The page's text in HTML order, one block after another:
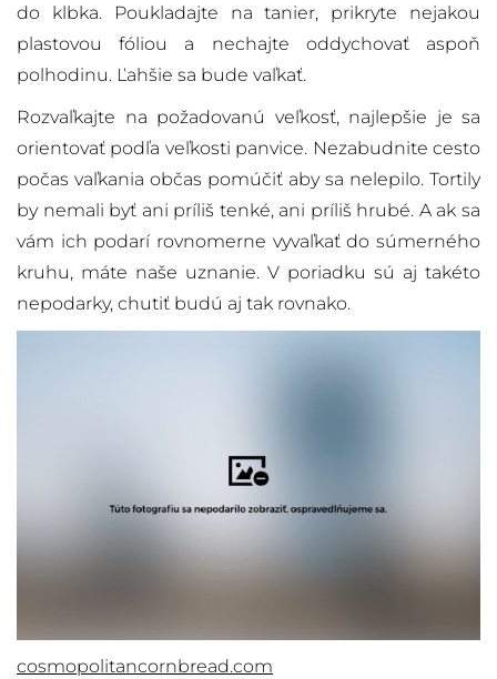
do klbka. Poukladajte na tanier, prikryte nejakou
plastovou fóliou a nechajte oddychovať aspoň
polhodinu. Ľahšie sa bude vaľkať.
Rozvaľkajte na požadovanú veľkosť, najlepšie je sa
orientovať podľa veľkosti panvice. Nezabudnite cesto
počas vaľkania občas pomúčiť aby sa nelepilo. Tortily
by nemali byť ani príliš tenké, ani príliš hrubé. A ak sa
vám ich podarí rovnomerne vyvaľkať do súmerného
kruhu, máte naše uznanie. V poriadku sú aj takéto
nepodarky, chutiť budú aj tak rovnako.
cosmopolitancornbread.com